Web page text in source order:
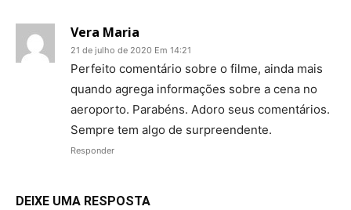
Vera Maria
21 de julho de 2020 Em 14:21
Perfeito comentário sobre o filme, ainda mais
quando agrega informações sobre a cena no
aeroporto. Parabéns. Adoro seus comentários.
Sempre tem algo de surpreendente.
Responder
DEIXE UMA RESPOSTA